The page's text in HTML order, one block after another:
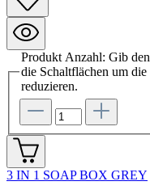
Produkt Anzahl: Gib
die Schaltflächen um
reduzieren.
3 IN 1 SOAP BOX GREY